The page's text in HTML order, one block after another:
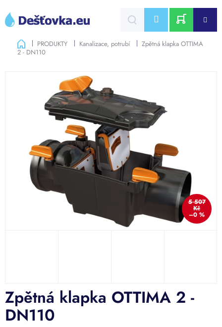
obsah
CZK
NÁKUPNÍ
DomůPRODUKTY Kanalizace, potrubí
Zpětná klapka OTTIMA
2 - DN110
5 507
Kč
–0 %
Zpětná klapka OTTIMA 2 -
DN110